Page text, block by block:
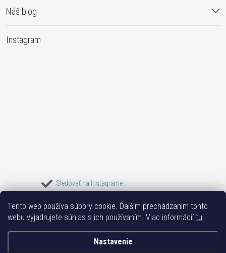
Tento web používa súbory cookie. Ďalším prechádzaním tohto
webu vyjadrujete súhlas s ich používaním. Viac informáciítu.
Nastavenie
Náš blog
Instagram
Sledovať na Instagrame
Bižuterie TOP Vše k mobilu Mobil příslušenství